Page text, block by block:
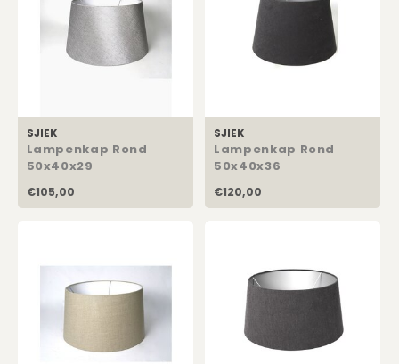
SJIEK
Lampenkap Rond
50x40x29
€105,00
SJIEK
Lampenkap Rond
50x40x36
€120,00